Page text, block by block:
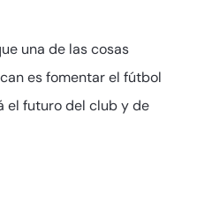
una de las cosas
es fomentar el fútbol
el futuro del club y de